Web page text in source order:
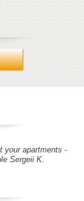
your apartments -
Sergeii K.